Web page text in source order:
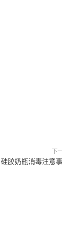
下
硅胶奶瓶消毒注意